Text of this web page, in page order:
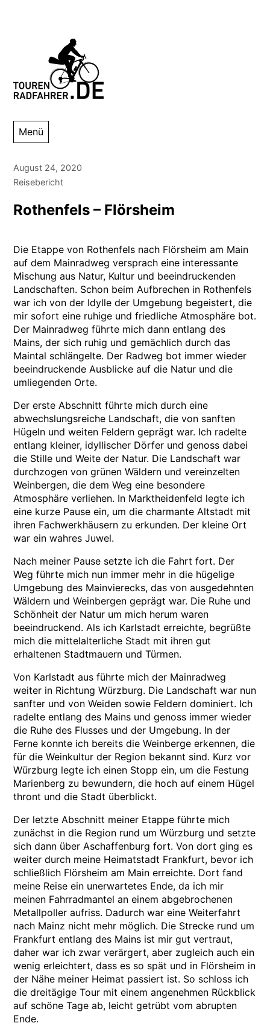
Tourenradfahrer
Danny Alexander Lettkemann
Menü
August 24, 2020
Reisebericht
Rothenfels – Flörsheim
Die Etappe von Rothenfels nach Flörsheim am Main
auf dem Mainradweg versprach eine interessante
Mischung aus Natur, Kultur und beeindruckenden
Landschaften. Schon beim Aufbrechen in Rothenfels
war ich von der Idylle der Umgebung begeistert, die
mir sofort eine ruhige und friedliche Atmosphäre bot.
Der Mainradweg führte mich dann entlang des
Mains, der sich ruhig und gemächlich durch das
Maintal schlängelte. Der Radweg bot immer wieder
beeindruckende Ausblicke auf die Natur und die
umliegenden Orte.
Der erste Abschnitt führte mich durch eine
abwechslungsreiche Landschaft, die von sanften
Hügeln und weiten Feldern geprägt war. Ich radelte
entlang kleiner, idyllischer Dörfer und genoss dabei
die Stille und Weite der Natur. Die Landschaft war
durchzogen von grünen Wäldern und vereinzelten
Weinbergen, die dem Weg eine besondere
Atmosphäre verliehen. In Marktheidenfeld legte ich
eine kurze Pause ein, um die charmante Altstadt mit
ihren Fachwerkhäusern zu erkunden. Der kleine Ort
war ein wahres Juwel.
Nach meiner Pause setzte ich die Fahrt fort. Der
Weg führte mich nun immer mehr in die hügelige
Umgebung des Mainvierecks, das von ausgedehnten
Wäldern und Weinbergen geprägt war. Die Ruhe und
Schönheit der Natur um mich herum waren
beeindruckend. Als ich Karlstadt erreichte, begrüßte
mich die mittelalterliche Stadt mit ihren gut
erhaltenen Stadtmauern und Türmen.
Von Karlstadt aus führte mich der Mainradweg
weiter in Richtung Würzburg. Die Landschaft war nun
sanfter und von Weiden sowie Feldern dominiert. Ich
radelte entlang des Mains und genoss immer wieder
die Ruhe des Flusses und der Umgebung. In der
Ferne konnte ich bereits die Weinberge erkennen, die
für die Weinkultur der Region bekannt sind. Kurz vor
Würzburg legte ich einen Stopp ein, um die Festung
Marienberg zu bewundern, die hoch auf einem Hügel
thront und die Stadt überblickt.
Der letzte Abschnitt meiner Etappe führte mich
zunächst in die Region rund um Würzburg und setzte
sich dann über Aschaffenburg fort. Von dort ging es
weiter durch meine Heimatstadt Frankfurt, bevor ich
schließlich Flörsheim am Main erreichte. Dort fand
meine Reise ein unerwartetes Ende, da ich mir
meinen Fahrradmantel an einem abgebrochenen
Metallpoller aufriss. Dadurch war eine Weiterfahrt
nach Mainz nicht mehr möglich. Die Strecke rund um
Frankfurt entlang des Mains ist mir gut vertraut,
daher war ich zwar verärgert, aber zugleich auch ein
wenig erleichtert, dass es so spät und in Flörsheim in
der Nähe meiner Heimat passiert ist. So schloss ich
die dreitägige Tour mit einem angenehmen Rückblick
auf schöne Tage ab, leicht getrübt vom abrupten
Ende.